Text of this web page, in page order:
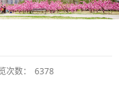
次数： 6378